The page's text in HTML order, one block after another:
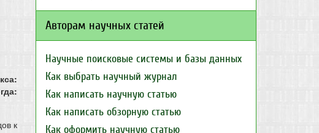
к
Авторам научных статей
Научные поисковые системы и базы данных
Как выбрать научный журнал
Как написать научную статью
Как написать обзорную статью
Как оформить научную статью